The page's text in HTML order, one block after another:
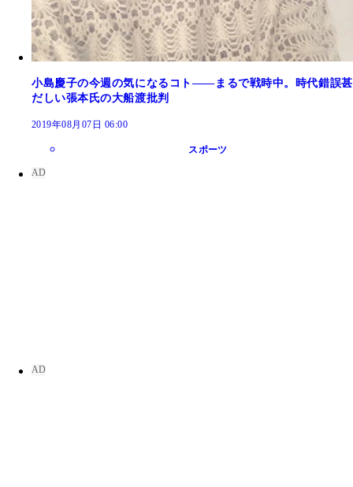
小島慶子の今週の気になるコト――まるで戦時中。時代錯誤甚
だしい張本氏の大船渡批判
2019年08月07日 06:00
スポーツ